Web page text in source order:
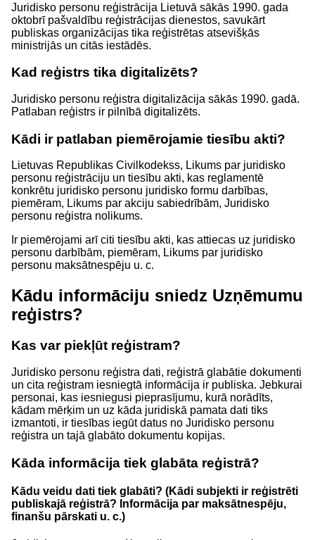
Juridisko personu reģistrācija Lietuvā sākās 1990. gada
oktobrī pašvaldību reģistrācijas dienestos, savukārt
publiskas organizācijas tika reģistrētas atsevišķās
ministrijās un citās iestādēs.
Kad reģistrs tika digitalizēts?
Juridisko personu reģistra digitalizācija sākās 1990. gadā.
Patlaban reģistrs ir pilnībā digitalizēts.
Kādi ir patlaban piemērojamie tiesību akti?
Lietuvas Republikas Civilkodekss, Likums par juridisko
personu reģistrāciju un tiesību akti, kas reglamentē
konkrētu juridisko personu juridisko formu darbības,
piemēram, Likums par akciju sabiedrībām, Juridisko
personu reģistra nolikums.
Ir piemērojami arī citi tiesību akti, kas attiecas uz juridisko
personu darbībām, piemēram, Likums par juridisko
personu maksātnespēju u. c.
Kādu informāciju sniedz Uzņēmumu
reģistrs?
Kas var piekļūt reģistram?
Juridisko personu reģistra dati, reģistrā glabātie dokumenti
un cita reģistram iesniegtā informācija ir publiska. Jebkurai
personai, kas iesniegusi pieprasījumu, kurā norādīts,
kādam mērķim un uz kāda juridiskā pamata dati tiks
izmantoti, ir tiesības iegūt datus no Juridisko personu
reģistra un tajā glabāto dokumentu kopijas.
Kāda informācija tiek glabāta reģistrā?
Kādu veidu dati tiek glabāti? (Kādi subjekti ir reģistrēti
publiskajā reģistrā? Informācija par maksātnespēju,
finanšu pārskati u. c.)